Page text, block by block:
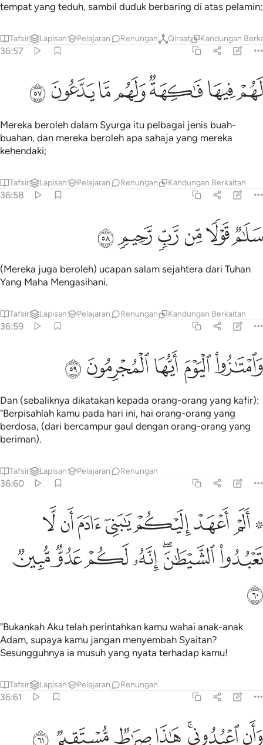
tempat yang teduh, sambil duduk berbaring di atas pelamin;
Tafsir Lapisan Pelajaran Renungan Qiraat Kandungan
36:57
لهم فيها فاكهة ولهم ما يدعون ٥٧
لَهُمْ فِيهَا فَـٰكِهَةٌۭ وَلَهُم مَّا يَدَّعُونَ ٥٧
ﱑﱒﱓﱔﱕﱖﱗ
Mereka beroleh dalam Syurga itu pelbagai jenis buah-
buahan, dan mereka beroleh apa sahaja yang mereka
kehendaki;
Tafsir Lapisan Pelajaran Renungan Kandungan Berkaitan
36:58
سلام قولا من رب رحيم ٥٨
سَلَـٰمٌۭ قَوْلًۭا مِّن رَّبٍّۢ رَّحِيمٍۢ ٥٨
ﱘﱙﱚﱛﱜﱝ
(Mereka juga beroleh) ucapan salam sejahtera dari Tuhan
Yang Maha Mengasihani.
Tafsir Lapisan Pelajaran Renungan Kandungan Berkaitan
36:59
وامتازوا اليوم ايها المجرمون ٥٩
وَٱمْتَـٰزُوا۟ ٱلْيَوْمَ أَيُّهَا ٱلْمُجْرِمُونَ ٥٩
ﱞﱟﱠﱡﱢ
Dan (sebaliknya dikatakan kepada orang-orang yang kafir):
"Berpisahlah kamu pada hari ini, hai orang-orang yang
berdosa, (dari bercampur gaul dengan orang-orang yang
beriman).
Tafsir Lapisan Pelajaran Renungan
36:60
۞ الم اعهد اليكم يا بني ادم ان لا تعبدوا الشيطان انه لكم عدو مبين ٦٠
۞ أَلَمْ أَعْهَدْ إِلَيْكُمْ يَـٰبَنِىٓ ءَادَمَ أَن لَّا تَعْبُدُوا۟ ٱلشَّيْطَـٰنَ ۖ إِنَّهُۥ لَكُمْ
ﱣ ﱤﱥﱦﱧﱨﱩﱪ
ﱫﱬﱭﱮﱯﱰﱱ
ﱲ
"Bukankah Aku telah perintahkan kamu wahai anak-anak
Adam, supaya kamu jangan menyembah Syaitan?
Sesungguhnya ia musuh yang nyata terhadap kamu!
Tafsir Lapisan Pelajaran Renungan
36:61
وان اعبدوني هاذا صراط مستقيم ٦١
وَأَنِ ٱعْبُدُونِى ۚ هَـٰذَا صِرَٰطٌۭ مُّسْتَقِيمٌۭ ٦١
ﱳﱴﱵ ﱶﱷﱸ ﱹ